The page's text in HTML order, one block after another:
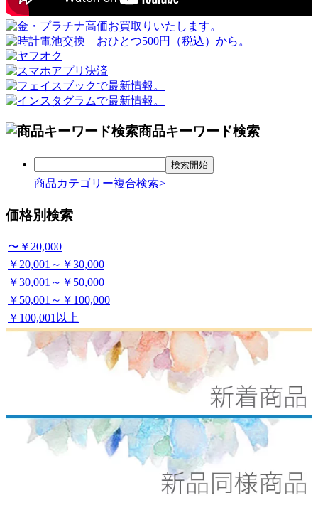
商品キーワード検索
商品カテゴリー複合検索>
価格別検索
〜￥20,000
￥20,001～￥30,000
￥30,001～￥50,000
￥50,001～￥100,000
￥100,001以上